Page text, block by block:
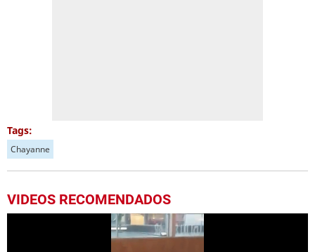
Tags:
Chayanne
VIDEOS RECOMENDADOS